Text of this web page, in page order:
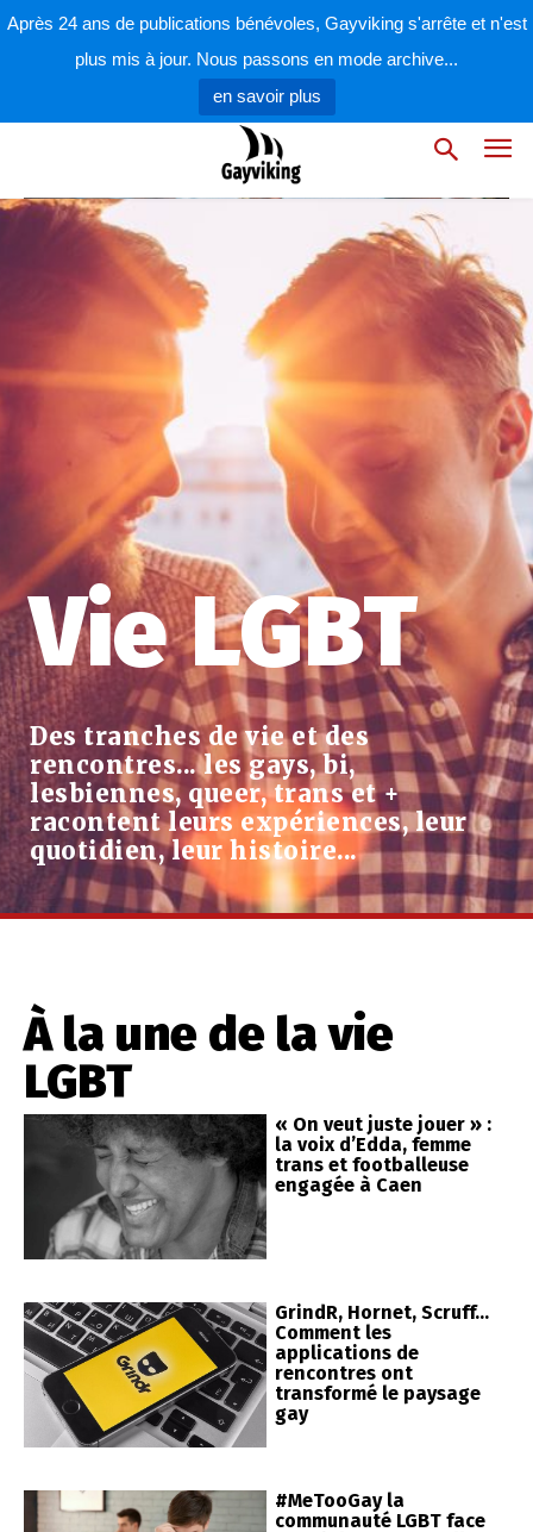
Après 24 ans de publications bénévoles, Gayviking s'arrête et n'est
plus mis à jour. Nous passons en mode archive...
en savoir plus
consectetur adipisicing elit, sed do eiusmod tempor
incididunt ut labore et dolore magna aliqua. )
Vie LGBT
Des tranches de vie et des
rencontres... les gays, bi,
lesbiennes, queer, trans et +
racontent leurs expériences, leur
quotidien, leur histoire...
À la une de la vie
LGBT
« On veut juste jouer » :
la voix d’Edda, femme
trans et footballeuse
engagée à Caen
GrindR, Hornet, Scruff…
Comment les
applications de
rencontres ont
transformé le paysage
gay
#MeTooGay la
communauté LGBT face